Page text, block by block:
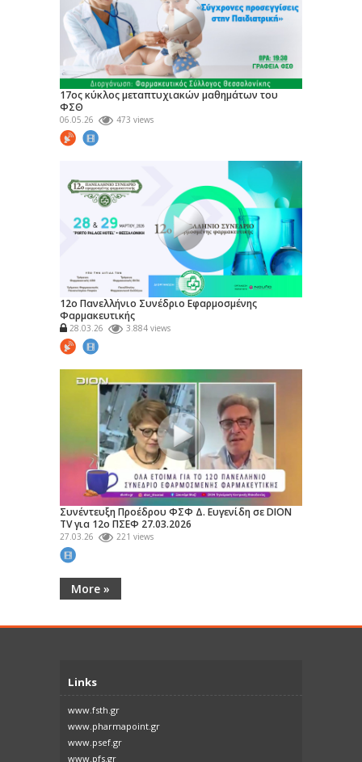
17ος κύκλος μεταπτυχιακών μαθημάτων του
ΦΣΘ
06.05.26 473 views
12ο Πανελλήνιο Συνέδριο Εφαρμοσμένης
Φαρμακευτικής
28.03.26 3.884 views
Συνέντευξη Προέδρου ΦΣΦ Δ. Ευγενίδη σε DION
TV για 12ο ΠΣΕΦ 27.03.2026
27.03.26 221 views
More »
Links
www.fsth.gr
www.pharmapoint.gr
www.psef.gr
www.pfs.gr